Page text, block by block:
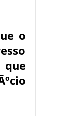
o